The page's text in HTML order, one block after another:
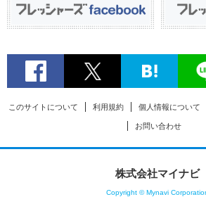
このサイトについて 利用規約 個人情報について
お問い合わせ
株式会社マイナビ
Copyright © Mynavi